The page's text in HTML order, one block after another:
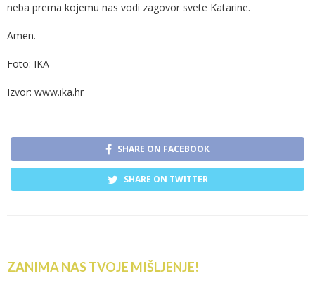
neba prema kojemu nas vodi zagovor svete Katarine.
Amen.
Foto: IKA
Izvor: www.ika.hr
SHARE ON FACEBOOK
SHARE ON TWITTER
ZANIMA NAS TVOJE MIŠLJENJE!